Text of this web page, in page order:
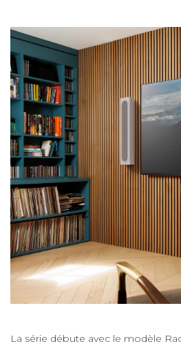
La série débute avec le modèle